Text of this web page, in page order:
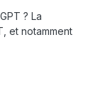
? La
et notamment